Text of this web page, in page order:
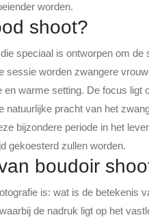
worden.
shoot?
speciaal is ontworpen om
sessie worden zwangere
warme setting. De focus ligt
natuurlijke pracht van het
bijzondere periode in het
gekoesterd zullen worden.
boudoir
is: wat is de betekenis
de nadruk ligt op het